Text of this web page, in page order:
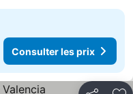
Consulter les prix